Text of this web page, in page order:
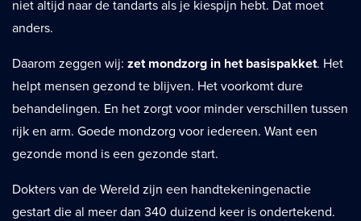
niet altijd naar de tandarts als je kiespijn hebt. Dat moet
anders.
Daarom zeggen wij: zet mondzorg in het basispakket. Het
helpt mensen gezond te blijven. Het voorkomt dure
behandelingen. En het zorgt voor minder verschillen tussen
rijk en arm. Goede mondzorg voor iedereen. Want een
gezonde mond is een gezonde start.
Dokters van de Wereld zijn een handtekeningenactie
gestart die al meer dan 340 duizend keer is ondertekend.